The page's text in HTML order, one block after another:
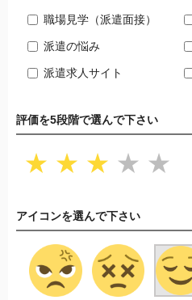
職場見学（派遣面接）
派遣の悩み
派遣求人サイト
評価を5段階で選んで下さい
★ ★ ★ ★ ★
アイコンを選んで下さい